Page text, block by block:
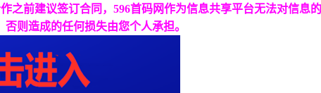
之前建议签订合同，596首码网作为信息共享平台无法对信息
则造成的任何损失由您个人承担。